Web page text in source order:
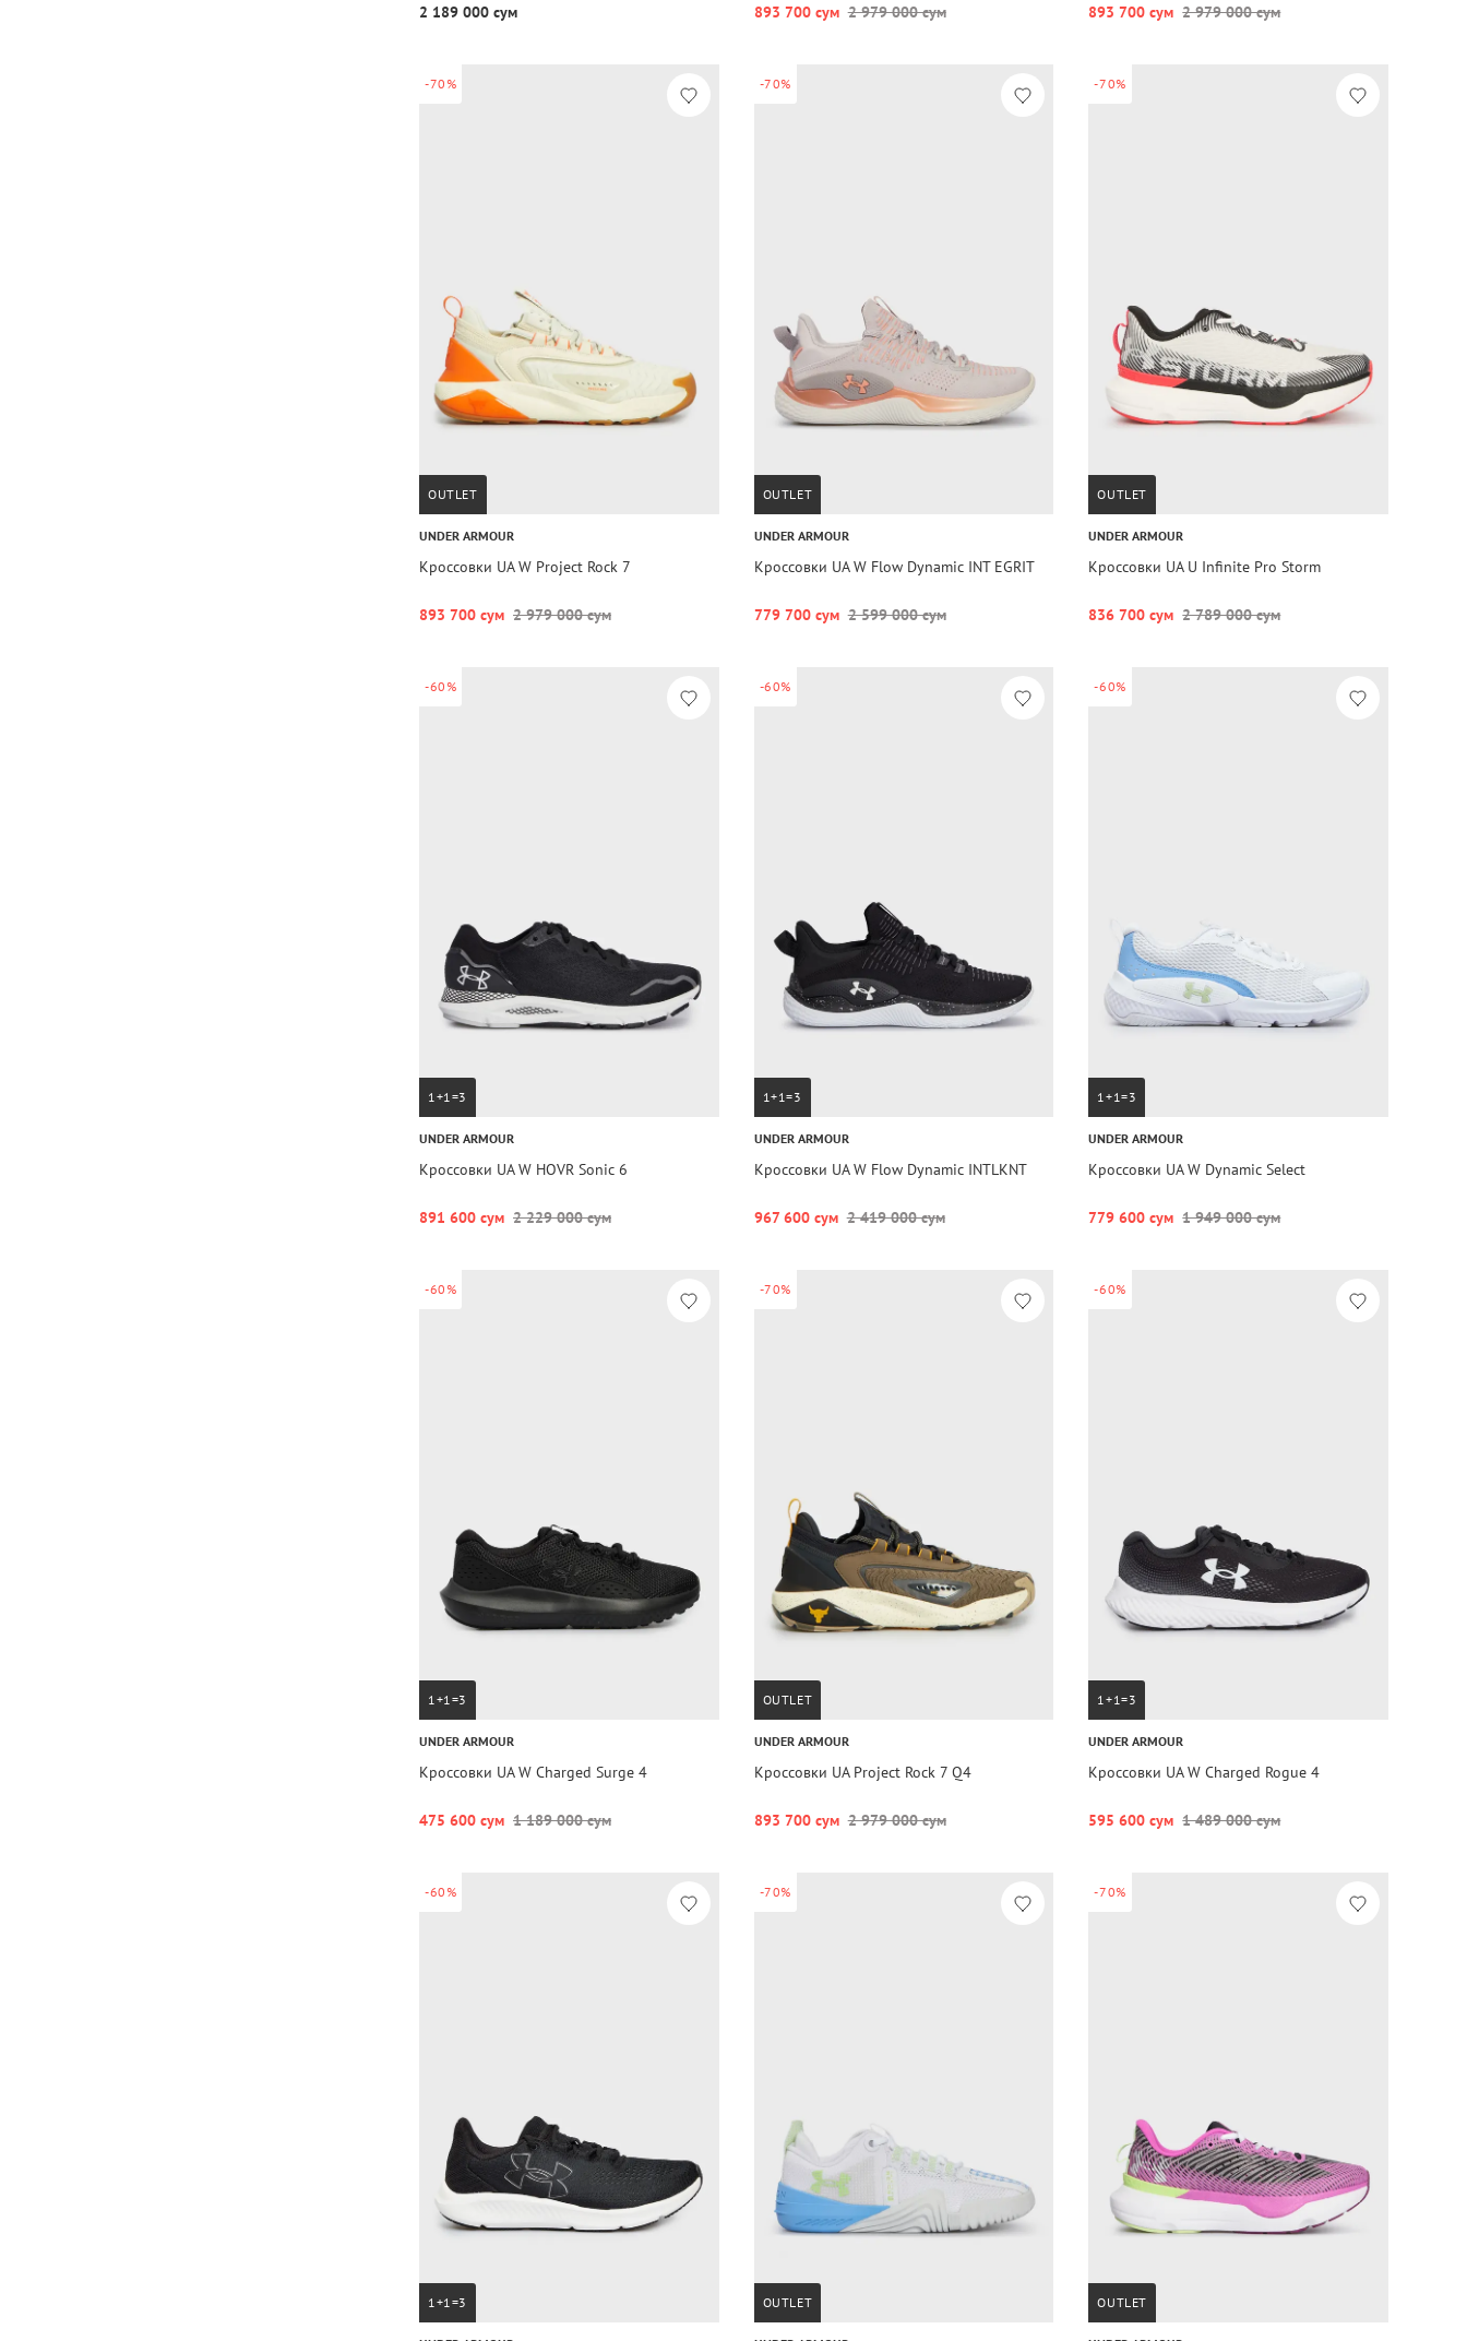
2 189 000 сум 893 700 сум 2 979 000 сум 893 700 сум 2 979 000 сум
-70%
OUTLET
UNDER ARMOUR
Кроссовки UA W Project Rock 7
893 700 сум 2 979 000 сум
-70%
OUTLET
UNDER ARMOUR
Кроссовки UA W Flow Dynamic INT EGRIT
779 700 сум 2 599 000 сум
-70%
OUTLET
UNDER ARMOUR
Кроссовки UA U Infinite Pro Storm
836 700 сум 2 789 000 сум
-60%
1+1=3
UNDER ARMOUR
Кроссовки UA W HOVR Sonic 6
891 600 сум 2 229 000 сум
-60%
1+1=3
UNDER ARMOUR
Кроссовки UA W Flow Dynamic INTLKNT
967 600 сум 2 419 000 сум
-60%
1+1=3
UNDER ARMOUR
Кроссовки UA W Dynamic Select
779 600 сум 1 949 000 сум
-60%
1+1=3
UNDER ARMOUR
Кроссовки UA W Charged Surge 4
475 600 сум 1 189 000 сум
-70%
OUTLET
UNDER ARMOUR
Кроссовки UA Project Rock 7 Q4
893 700 сум 2 979 000 сум
-60%
1+1=3
UNDER ARMOUR
Кроссовки UA W Charged Rogue 4
595 600 сум 1 489 000 сум
-60%
1+1=3
-70%
OUTLET
-70%
OUTLET